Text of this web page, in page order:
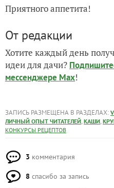
Приятного аппетита!
От редакции
Хотите каждый день
идеи для дачи?
мессенджере Max!
ЗАПИСЬ РАЗМЕЩЕНА В РАЗДЕЛАХ:
ЛИЧНЫЙ ОПЫТ ЧИТАТЕЛЕЙ, КАШИ,
КОНКУРСЫ РЕЦЕПТОВ
3 комментария
8 спасибо за запись